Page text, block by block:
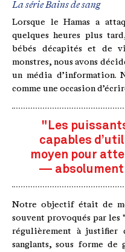
La sérieBains de sang
Lorsque le Hamas a
quelques heures plus
bébés décapités et de
monstres, nous avons
un média d’information.
comme une occasion
"Les
capables
moyen pour
— absolument
Notre objectif était de
souvent provoqués par les
régulièrement à justifier
sanglants, sous forme de